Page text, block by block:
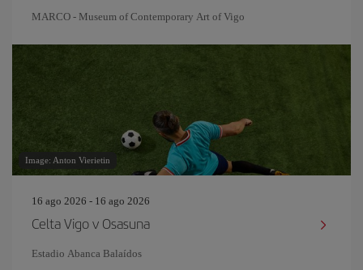
MARCO - Museum of Contemporary Art of Vigo
Image: Anton Vierietin
16 ago 2026 - 16 ago 2026
Celta Vigo v Osasuna
Estadio Abanca Balaídos